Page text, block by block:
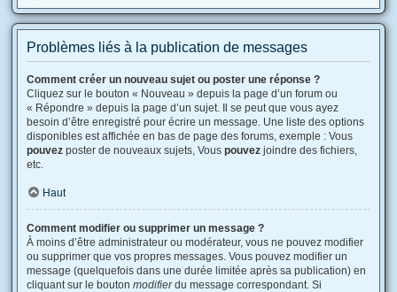
Problèmes liés à la publication de messages
Comment créer un nouveau sujet ou poster une réponse ?
Cliquez sur le bouton « Nouveau » depuis la page d’un forum ou
« Répondre » depuis la page d’un sujet. Il se peut que vous ayez
besoin d’être enregistré pour écrire un message. Une liste des options
disponibles est affichée en bas de page des forums, exemple : Vous
pouvez poster de nouveaux sujets, Vous pouvez joindre des fichiers,
etc.
Haut
Comment modifier ou supprimer un message ?
À moins d’être administrateur ou modérateur, vous ne pouvez modifier
ou supprimer que vos propres messages. Vous pouvez modifier un
message (quelquefois dans une durée limitée après sa publication) en
cliquant sur le bouton modifierdu message correspondant. Si